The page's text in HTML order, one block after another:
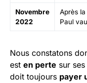
Novembre
2022
Après
Paul
Nous constatons
est en perte sur
doit toujours payer